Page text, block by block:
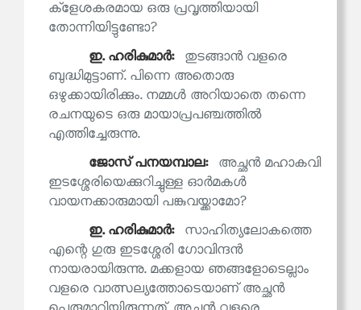
ക്‌ളേശകരമായ ഒരു പ്രവൃത്തിയായി
തോന്നിയിട്ടുണ്ടോ?
ഇ. ഹരികുമാര്‍:
തുടങ്ങാൻ വളരെ
ബുദ്ധിമുട്ടാണ്. പിന്നെ അതൊരു
ഒഴുക്കായിരിക്കും. നമ്മൾ അറിയാതെ തന്നെ
രചനയുടെ ഒരു മായാപ്രപഞ്ചത്തിൽ
എത്തിച്ചേരുന്നു.
ജോസ് പനയമ്പാല:
അച്ഛൻ മഹാകവി
ഇടശ്ശേരിയെക്കുറിച്ചുള്ള ഓർമകൾ
വായനക്കാരുമായി പങ്കുവയ്ക്കാമോ?
ഇ. ഹരികുമാര്‍:
സാഹിത്യലോകത്തെ
എന്റെ ഗുരു ഇടശ്ശേരി ഗോവിന്ദൻ
നായരായിരുന്നു. മക്കളായ ഞങ്ങളോടെല്ലാം
വളരെ വാത്സല്യത്തോടെയാണ് അച്ഛൻ